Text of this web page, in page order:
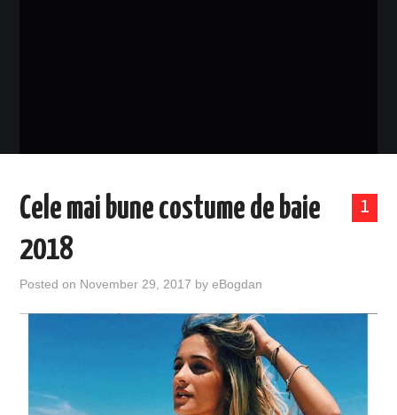
1
Cele mai bune costume de baie
2018
Posted on November 29, 2017 byeBogdan